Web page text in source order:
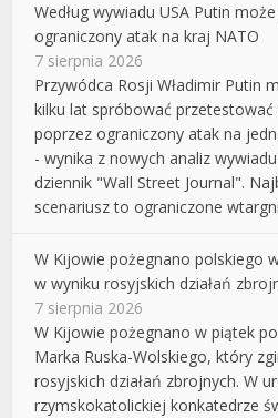
Według wywiadu USA Putin
ograniczony atak na kraj NATO
7 sierpnia 2026
Przywódca Rosji Władimir Putin
kilku lat spróbować
poprzez ograniczony atak na
- wynika z nowych analiz
dziennik "Wall Street Journal".
scenariusz to ograniczone
W Kijowie pożegnano polskiego
w wyniku rosyjskich działań
7 sierpnia 2026
W Kijowie pożegnano w piątek
Marka Ruska-Wolskiego, który
rosyjskich działań zbrojnych. W
rzymskokatolickiej konkatedrze